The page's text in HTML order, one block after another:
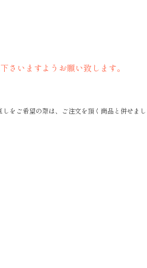
さいますようお願い致します。
をご希望の際は、ご注文を頂く商品と併せま